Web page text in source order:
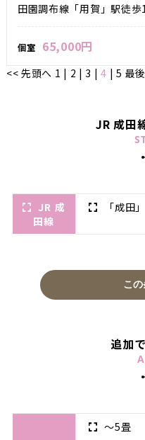
田園調布線「用賀」駅徒歩
個室 65,000円
<< 先頭へ 1 | 2 |3 |4 |5 最
JR 成田
JR 成
田線
「成田」
追加
～5畳